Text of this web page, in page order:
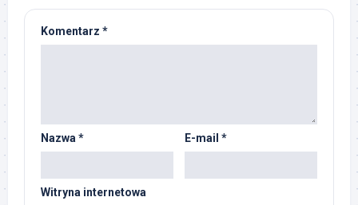
Komentarz *
Nazwa* E-mail *
Witryna internetowa